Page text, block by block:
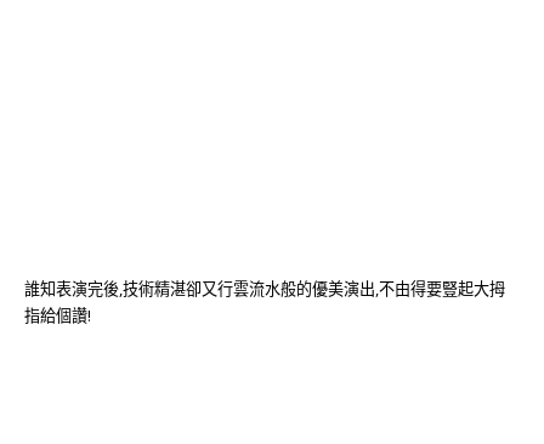
誰知表演完後,技術精湛卻又行雲流水般的優美演出,不由得要豎起大拇
指給個讚!